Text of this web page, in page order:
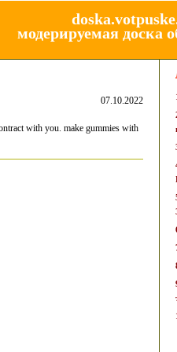
модерируемая доска
07.10.2022
with you. make gummies with